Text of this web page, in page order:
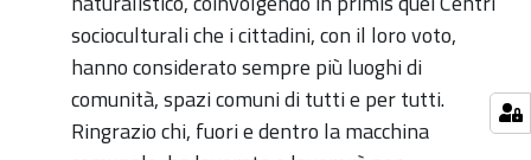
socioculturali che i cittadini, con il loro voto,
hanno considerato sempre più luoghi di
comunità, spazi comuni di tutti e per tutti.
Ringrazio chi, fuori e dentro la macchina